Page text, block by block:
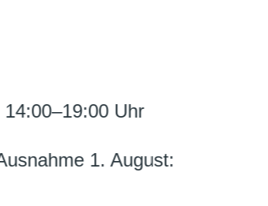
Uhr
1. August: